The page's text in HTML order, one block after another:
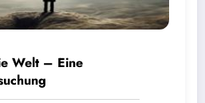
Welt – Eine